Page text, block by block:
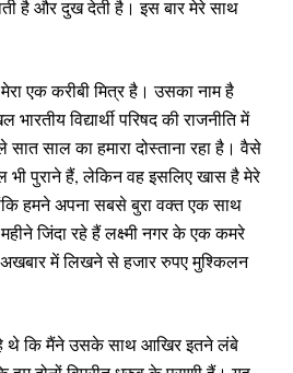
है और दुख देती है। इस बार मेरे साथ
एक करीबी मित्र है। उसका नाम है
विद्यार्थी परिषद की राजनीति में
साल का हमारा दोस्‍ताना रहा है। वैसे
भी पुराने हैं,लेकिन वह इसलिए खास है मेरे
हमने अपना सबसे बुरा वक्‍त एक साथ
जिंदा रहे हैं लक्ष्‍मी नगर के एक कमरे
में लिखने से हजार रुपए मुश्किलन
थे कि मैंने उसके साथ आखिर इतने लंबे